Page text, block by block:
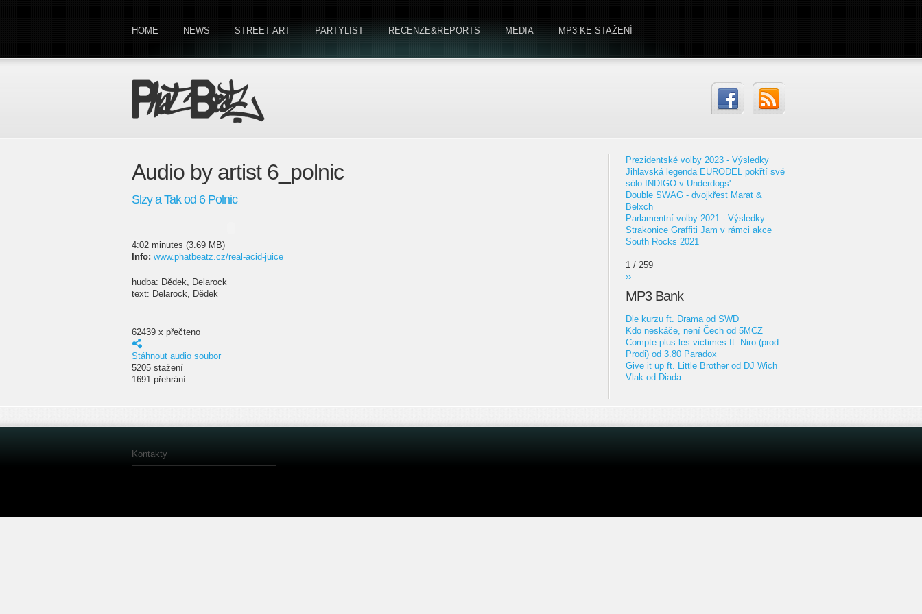
HOME NEWS STREET ART PARTYLIST RECENZE&REPORTS MEDIA MP3 KE STAŽENÍ
Audio by artist 6_polnic
Slzy a Tak od 6 Polnic
4:02 minutes (3.69 MB)
Info: www.phatbeatz.cz/real-acid-juice
hudba: Dědek, Delarock
text: Delarock, Dědek
62439 x přečteno
Stáhnout audio soubor
5205 stažení
1691 přehrání
Prezidentské volby 2023 - Výsledky
Jihlavská legenda EURODEL pokřtí své
sólo INDIGO v Underdogs'
Double SWAG - dvojkřest Marat &
Belxch
Parlamentní volby 2021 - Výsledky
Strakonice Graffiti Jam v rámci akce
South Rocks 2021
1 / 259
››
MP3 Bank
Dle kurzu ft. Drama od SWD
Kdo neskáče, není Čech od 5MCZ
Compte plus les victimes ft. Niro (prod.
Prodi) od 3.80 Paradox
Give it up ft. Little Brother od DJ Wich
Vlak od Diada
Kontakty